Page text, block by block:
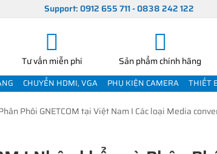
Support: 0912 655 711 - 0838 242 122
Tư vấn miễn phí Sản phẩm chính hãng
CHUYỂN HDMI, VGA PHỤ KIỆN CAMERA THIẾT
Phôi GNETCOM tại Việt Nam I Các loại Media